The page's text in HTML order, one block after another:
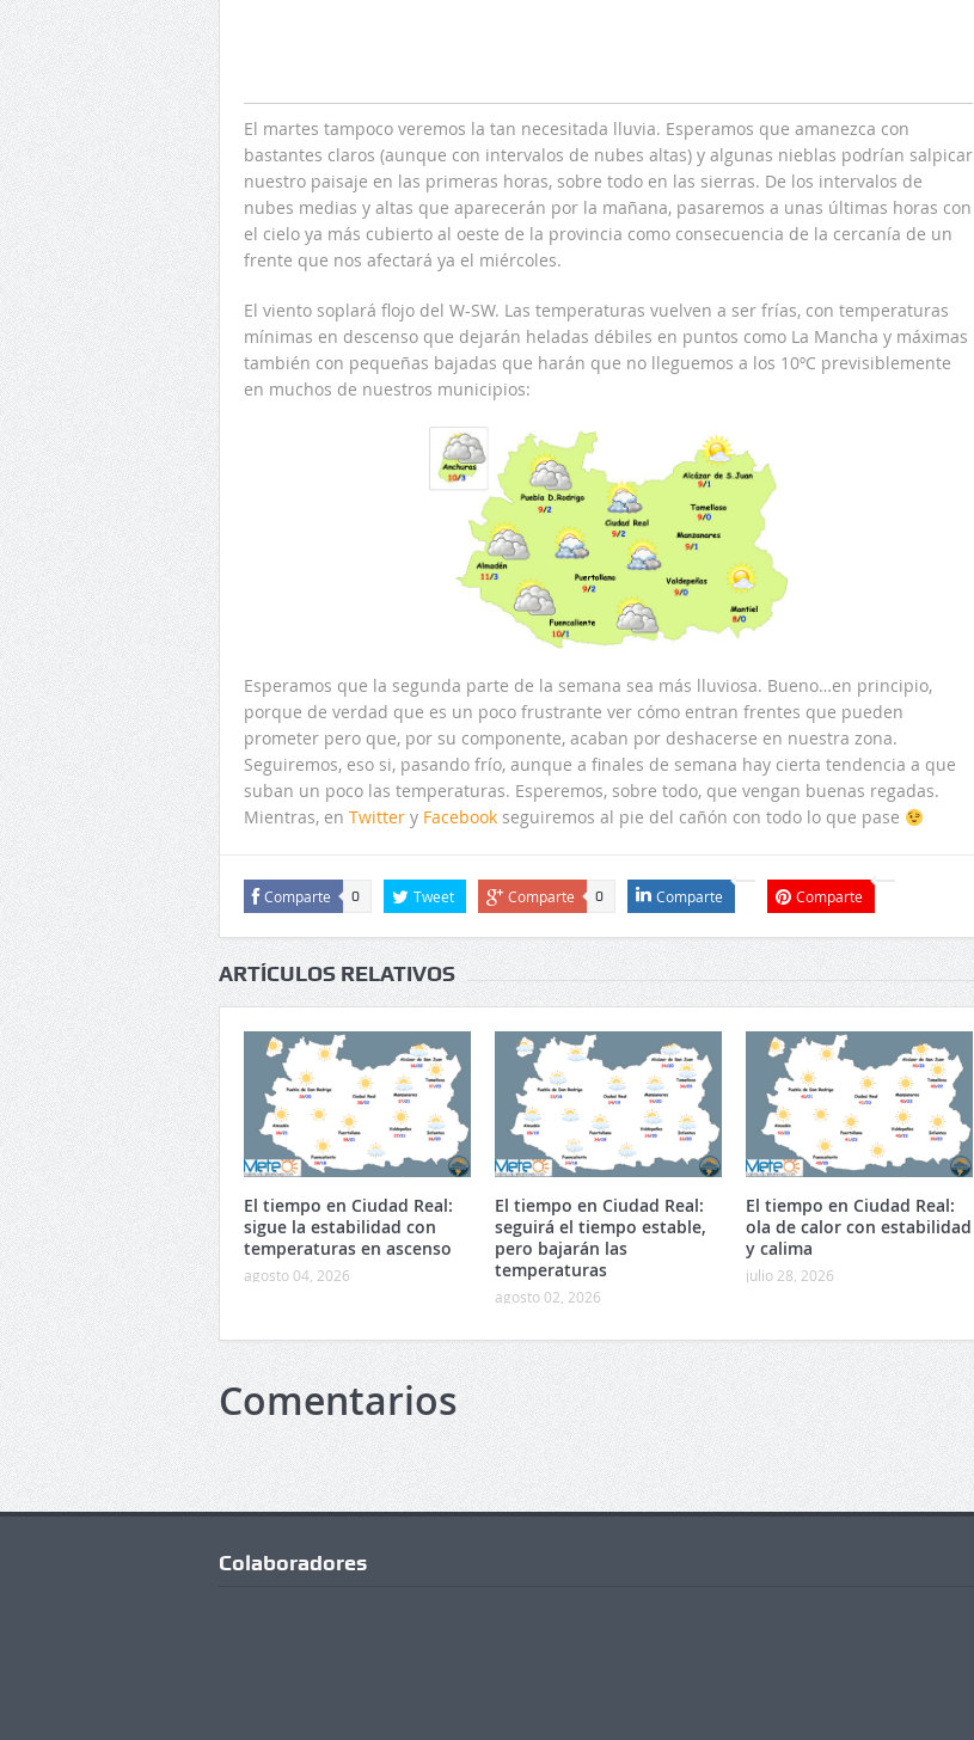
El martes tampoco veremos la tan necesitada lluvia. Esperamos que amanezca con
bastantes claros (aunque con intervalos de nubes altas) y algunas nieblas podrían salpicar
nuestro paisaje en las primeras horas, sobre todo en las sierras. De los intervalos de
nubes medias y altas que aparecerán por la mañana, pasaremos a unas últimas horas con
el cielo ya más cubierto al oeste de la provincia como consecuencia de la cercanía de un
frente que nos afectará ya el miércoles.
El viento soplará flojo del W-SW. Las temperaturas vuelven a ser frías, con temperaturas
mínimas en descenso que dejarán heladas débiles en puntos como La Mancha y máximas
también con pequeñas bajadas que harán que no lleguemos a los 10ºC previsiblemente
en muchos de nuestros municipios:
Esperamos que la segunda parte de la semana sea más lluviosa. Bueno…en principio,
porque de verdad que es un poco frustrante ver cómo entran frentes que pueden
prometer pero que, por su componente, acaban por deshacerse en nuestra zona.
Seguiremos, eso si, pasando frío, aunque a finales de semana hay cierta tendencia a que
suban un poco las temperaturas. Esperemos, sobre todo, que vengan buenas regadas.
Mientras, en Twitter y Facebook seguiremos al pie del cañón con todo lo que pase
Comparte 0 Tweet Comparte 0 Comparte Comparte
ARTÍCULOS RELATIVOS
El tiempo en Ciudad Real:
sigue la estabilidad con
temperaturas en ascenso
agosto 04, 2026
El tiempo en Ciudad Real:
seguirá el tiempo estable,
pero bajarán las
temperaturas
agosto 02, 2026
El tiempo en Ciudad Real:
ola de calor con estabilidad
y calima
julio 28, 2026
Comentarios
Colaboradores